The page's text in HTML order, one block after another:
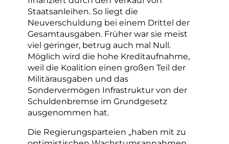
Staatsanleihen. So liegt die
Neuverschuldung bei einem Drittel der
Gesamtausgaben. Früher war sie meist
viel geringer, betrug auch mal Null.
Möglich wird die hohe Kreditaufnahme,
weil die Koalition einen großen Teil der
Militärausgaben und das
Sondervermögen Infrastruktur von der
Schuldenbremse im Grundgesetz
ausgenommen hat.
Die Regierungsparteien „haben mit zu